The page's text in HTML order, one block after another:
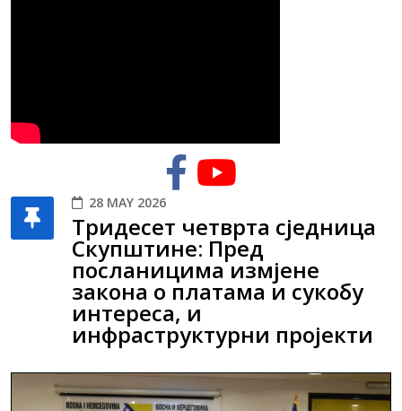
28 MAY 2026
Тридесет четврта сједница
Скупштине: Пред
посланицима измјене
закона о платама и сукобу
интереса, и
инфраструктурни пројекти